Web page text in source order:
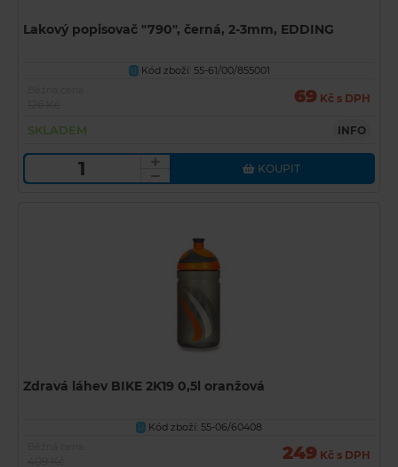
Lakový popisovač "790", černá, 2-3mm, EDDING
U Kód zboží: 55-61/00/855001
69 Kč s DPH
SKLADEM INFO
KOUPIT
Zdravá láhev BIKE 2K19 0,5l oranžová
U
Kód zboží: 55-06/60408
249 Kč s DPH